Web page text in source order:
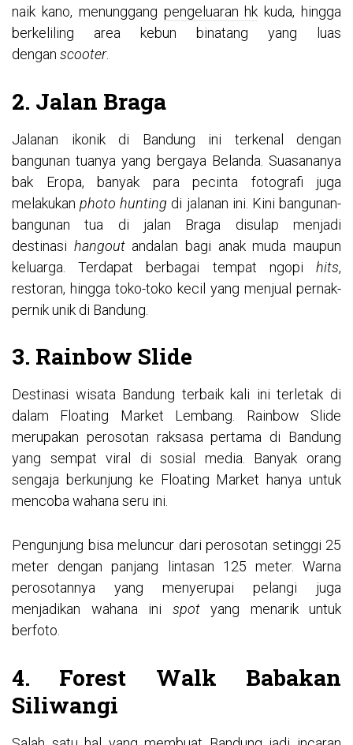
naik kano, menunggang pengeluaran hk kuda, hingga
berkeliling area kebun binatang yang luas
dengan scooter.
2. Jalan Braga
Jalanan ikonik di Bandung ini terkenal dengan
bangunan tuanya yang bergaya Belanda. Suasananya
bak Eropa, banyak para pecinta fotografi juga
melakukanphoto hunting di jalanan ini. Kini bangunan-
bangunan tua di jalan Braga disulap menjadi
destinasi hangoutandalan bagi anak muda maupun
keluarga. Terdapat berbagai tempat ngopi hits,
restoran, hingga toko-toko kecil yang menjual pernak-
pernik unik di Bandung.
3. Rainbow Slide
Destinasi wisata Bandung terbaik kali ini terletak di
dalam Floating Market Lembang. Rainbow Slide
merupakan perosotan raksasa pertama di Bandung
yang sempat viral di sosial media. Banyak orang
sengaja berkunjung ke Floating Market hanya untuk
mencoba wahana seru ini.
Pengunjung bisa meluncur dari perosotan setinggi 25
meter dengan panjang lintasan 125 meter. Warna
perosotannya yang menyerupai pelangi juga
menjadikan wahana ini spotyang menarik untuk
berfoto.
4. Forest Walk Babakan
Siliwangi